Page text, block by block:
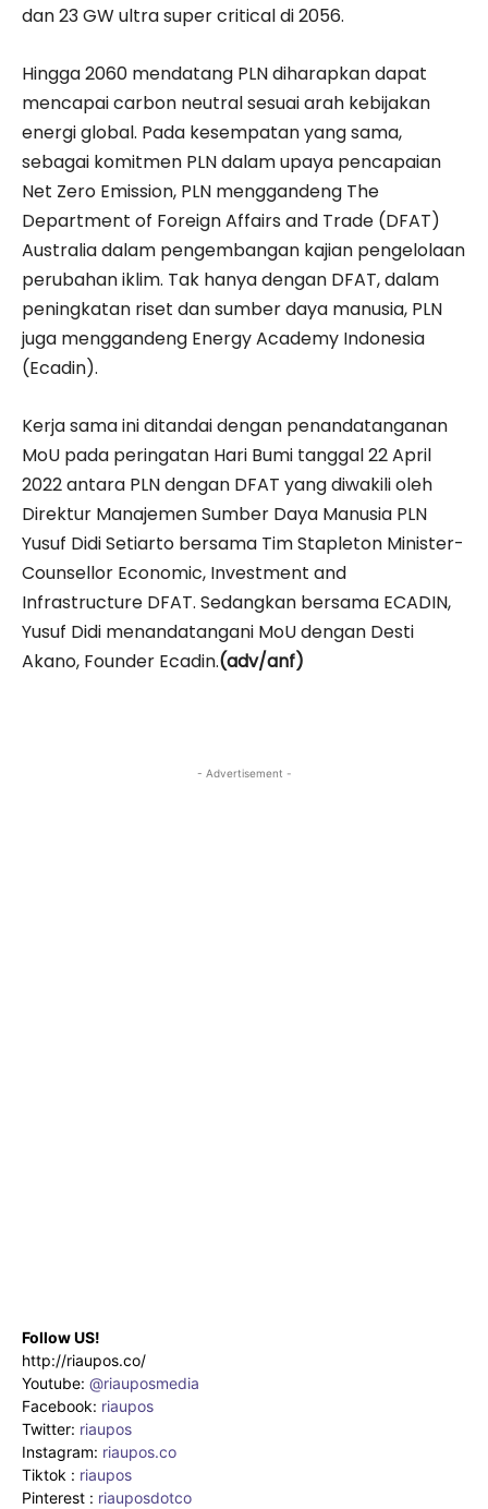
dan 23 GW ultra super critical di 2056.
Hingga 2060 mendatang PLN diharapkan dapat
mencapai carbon neutral sesuai arah kebijakan
energi global. Pada kesempatan yang sama,
sebagai komitmen PLN dalam upaya pencapaian
Net Zero Emission, PLN menggandeng The
Department of Foreign Affairs and Trade (DFAT)
Australia dalam pengembangan kajian pengelolaan
perubahan iklim. Tak hanya dengan DFAT, dalam
peningkatan riset dan sumber daya manusia, PLN
juga menggandeng Energy Academy Indonesia
(Ecadin).
Kerja sama ini ditandai dengan penandatanganan
MoU pada peringatan Hari Bumi tanggal 22 April
2022 antara PLN dengan DFAT yang diwakili oleh
Direktur Manajemen Sumber Daya Manusia PLN
Yusuf Didi Setiarto bersama Tim Stapleton Minister-
Counsellor Economic, Investment and
Infrastructure DFAT. Sedangkan bersama ECADIN,
Yusuf Didi menandatangani MoU dengan Desti
Akano, Founder Ecadin.(adv/anf)
- Advertisement -
Follow US!
http://riaupos.co/
Youtube: @riauposmedia
Facebook: riaupos
Twitter: riaupos
Instagram: riaupos.co
Tiktok : riaupos
Pinterest : riauposdotco